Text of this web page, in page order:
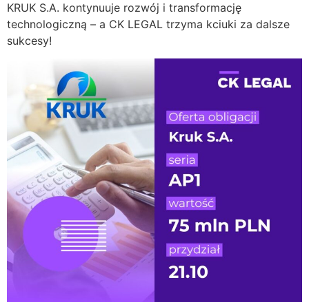
KRUK S.A. kontynuuje rozwój i transformację
technologiczną – a CK LEGAL trzyma kciuki za dalsze
sukcesy!